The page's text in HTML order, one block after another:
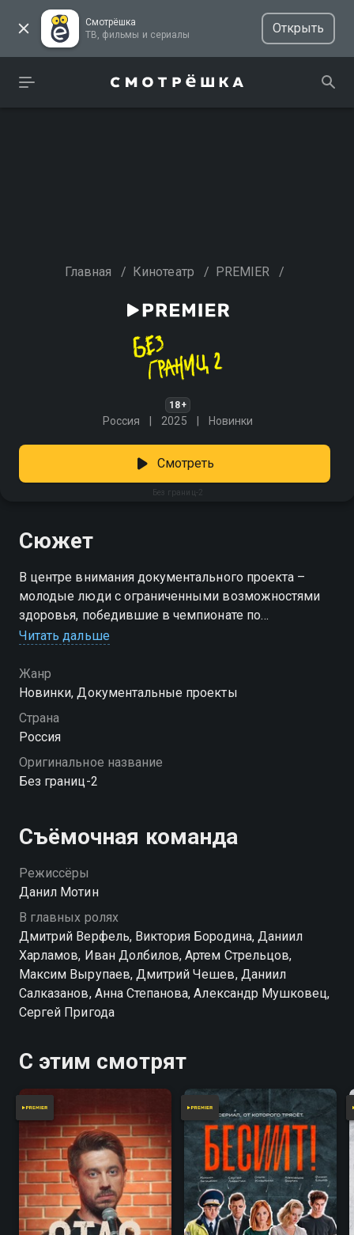
Смотрёшка
ТВ, фильмы и сериалы
Открыть
Главная / Кинотеатр / PREMIER /
18+
Россия 2025 Новинки
Без границ-2
Смотреть
Сюжет
В центре внимания документального проекта –
молодые люди с ограниченными возможностями
здоровья, победившие в чемпионате по
профессиональному мастерству «Абилимпикс».
себя и поиском своего места в мире, проявляя силу
духа и не сдаваясь перед многочисленными
жизненными трудностями.
Читать дальше
Жанр
Новинки, Документальные проекты
Страна
Россия
Оригинальное название
Без границ-2
Съёмочная команда
Режиссёры
Данил Мотин
В главных ролях
Дмитрий Верфель, Виктория Бородина, Даниил
Харламов, Иван Долбилов, Артем Стрельцов,
Максим Вырупаев, Дмитрий Чешев, Даниил
Салказанов, Анна Степанова, Александр Мушковец,
Сергей Пригода
С этим смотрят